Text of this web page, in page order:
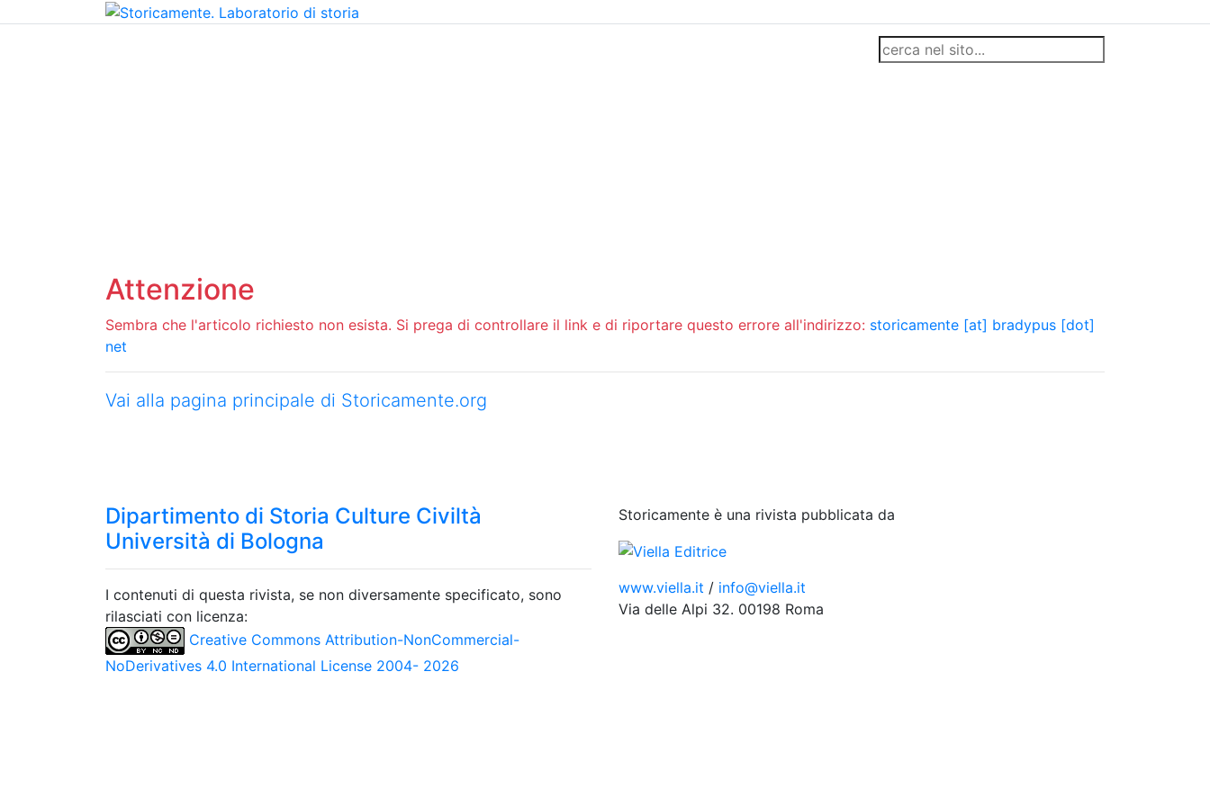
Attenzione
Sembra che l'articolo richiesto non esista. Si prega di controllare il link e di riportare questo errore all'indirizzo: storicamente [at] bradypus [dot]
net
Vai alla pagina principale di Storicamente.org
Dipartimento di Storia Culture Civiltà
Università di Bologna
I contenuti di questa rivista, se non diversamente specificato, sono
rilasciati con licenza:
Creative Commons Attribution-NonCommercial-
NoDerivatives 4.0 International License 2004- 2026
Storicamente è una rivista pubblicata da
www.viella.it / info@viella.it
Via delle Alpi 32. 00198 Roma